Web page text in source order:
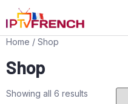
Home / Shop
Shop
Showing all 6 results